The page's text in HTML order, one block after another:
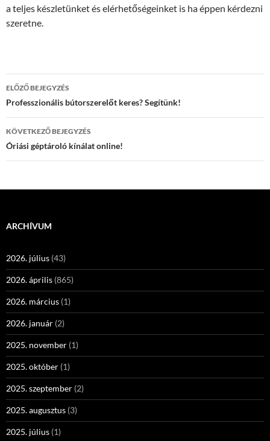
a teljes készletünket és elérhetőségeinket is ha éppen kérdezni
szeretne.
Bejegyzés
navigáció
ELŐZŐ BEJEGYZÉS
Professzionális bútorszerelőt keres? Segítünk!
KÖVETKEZŐ BEJEGYZÉS
Óriási géptároló kínálat online!
ARCHÍVUM
2026. július (43)
2026. április (865)
2026. március (1)
2026. január (2)
2025. november (1)
2025. október (1)
2025. szeptember (2)
2025. augusztus (3)
2025. július (1)